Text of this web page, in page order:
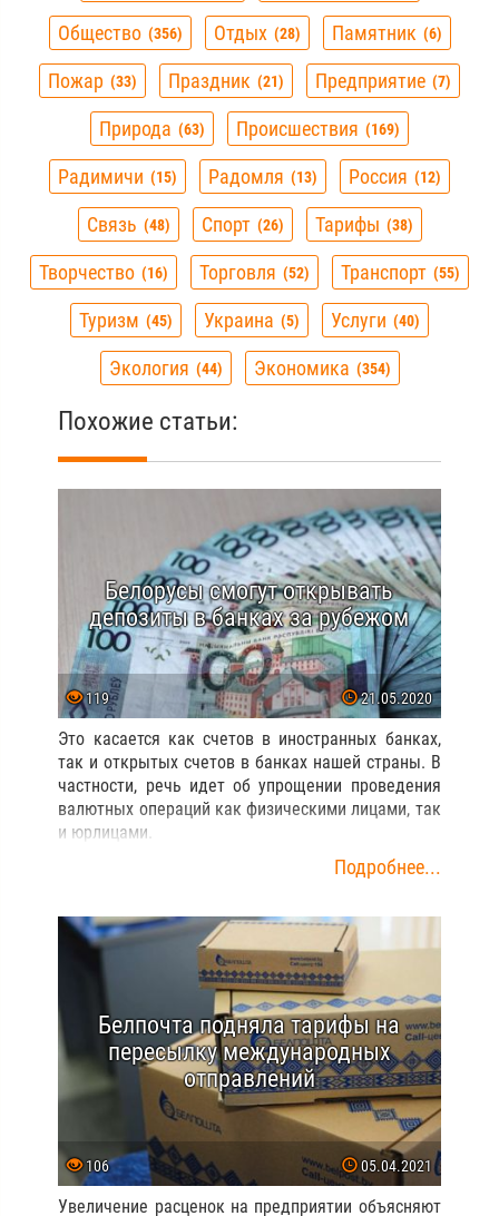
Общество 356 Отдых 28 Памятник 6
Пожар 33 Праздник 21 Предприятие 7
Природа 63 Происшествия 169
Радимичи 15 Радомля 13 Россия 12
Связь 48 Спорт 26 Тарифы 38
Творчество 16 Торговля 52 Транспорт 55
Туризм 45 Украина 5 Услуги 40
Экология 44 Экономика 354
Похожие статьи:
Белорусы смогут открывать
депозиты в банках за рубежом
119 21.05.2020
Это касается как счетов в иностранных банках,
так и открытых счетов в банках нашей страны. В
частности, речь идет об упрощении проведения
валютных операций как физическими лицами, так
и юрлицами.
Подробнее...
Белпочта подняла тарифы на
пересылку международных
отправлений
106 05.04.2021
Увеличение расценок на предприятии объясняют